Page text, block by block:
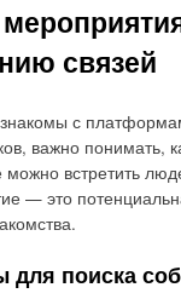
связей
с
важно понимать,
можно встретить
— это
для поиска